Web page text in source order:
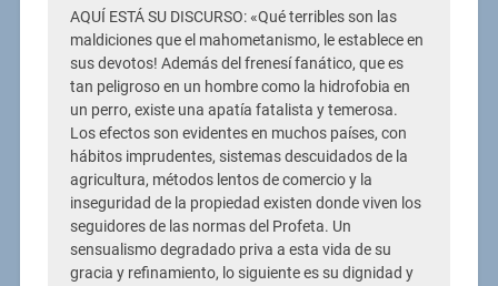
AQUÍ ESTÁ SU DISCURSO: «Qué terribles son las
maldiciones que el mahometanismo, le establece en
sus devotos! Además del frenesí fanático, que es
tan peligroso en un hombre como la hidrofobia en
un perro, existe una apatía fatalista y temerosa.
Los efectos son evidentes en muchos países, con
hábitos imprudentes, sistemas descuidados de la
agricultura, métodos lentos de comercio y la
inseguridad de la propiedad existen donde viven los
seguidores de las normas del Profeta. Un
sensualismo degradado priva a esta vida de su
gracia y refinamiento, lo siguiente es su dignidad y